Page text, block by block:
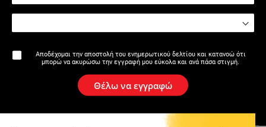
Η επωνυμία
Ειδήσεις
Αποδέχομαι την αποστολή του ενημερωτικού δελτίου και κατανοώ ότι
μπορώ να ακυρώσω την εγγραφή μου εύκολα και ανά πάσα στιγμή.
Θέλω να εγγραφώ